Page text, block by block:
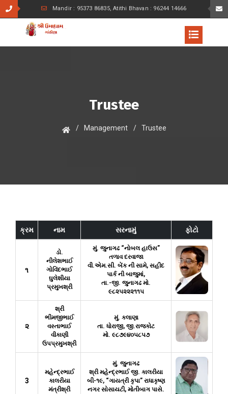
Mandir : 95373 86835, Atithi Bhavan : 96244 14666
Trustee
Management Trustee
ક્રમ નામ સરનામું ફોટો
૧
ડો.
નીલેશભાઈ
ગોવિંદભાઈ
ઘુલેશીયા
પ્રમુખશ્રી
મું. જુનાગઢ “નોબલ હાઉસ”
તળાવ દરવાજા
વી.એમ.સી. બેંક ની સામે, સહીદ
પાર્ક ની બાજુમાં,
તા.-જી. જુનાગઢ મો.
૯૮૨૫૨૨૨૧૧૫
૨
શ્રી
ભીમજીભાઈ
વસ્તાભાઈ
વીકાણી
ઉપપ્રમુખશ્રી
મું. કલાણા
તા. ધોરાજી, જી.રાજકોટ
મો. ૯૮૭૯૪૦૫૮૫૭
3
મહેન્દ્રભાઈ
કાલરીયા
મંત્રીશ્રી
મું. જુનાગઢ
શ્રી મહેન્દ્રભાઈ જી. કાલરીયા
બી-૧૯, “ગાયત્રી કૃપા” રાધાકૃષ્ણ
નગર સોસાયટી, મોતીબાગ પાસે.